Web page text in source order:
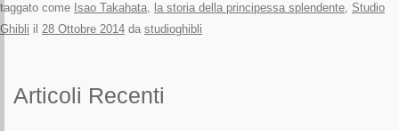
taggato come Isao Takahata, la storia della principessa splendente, Studio
Ghibli il 28 Ottobre 2014 da studioghibli
Articoli Recenti